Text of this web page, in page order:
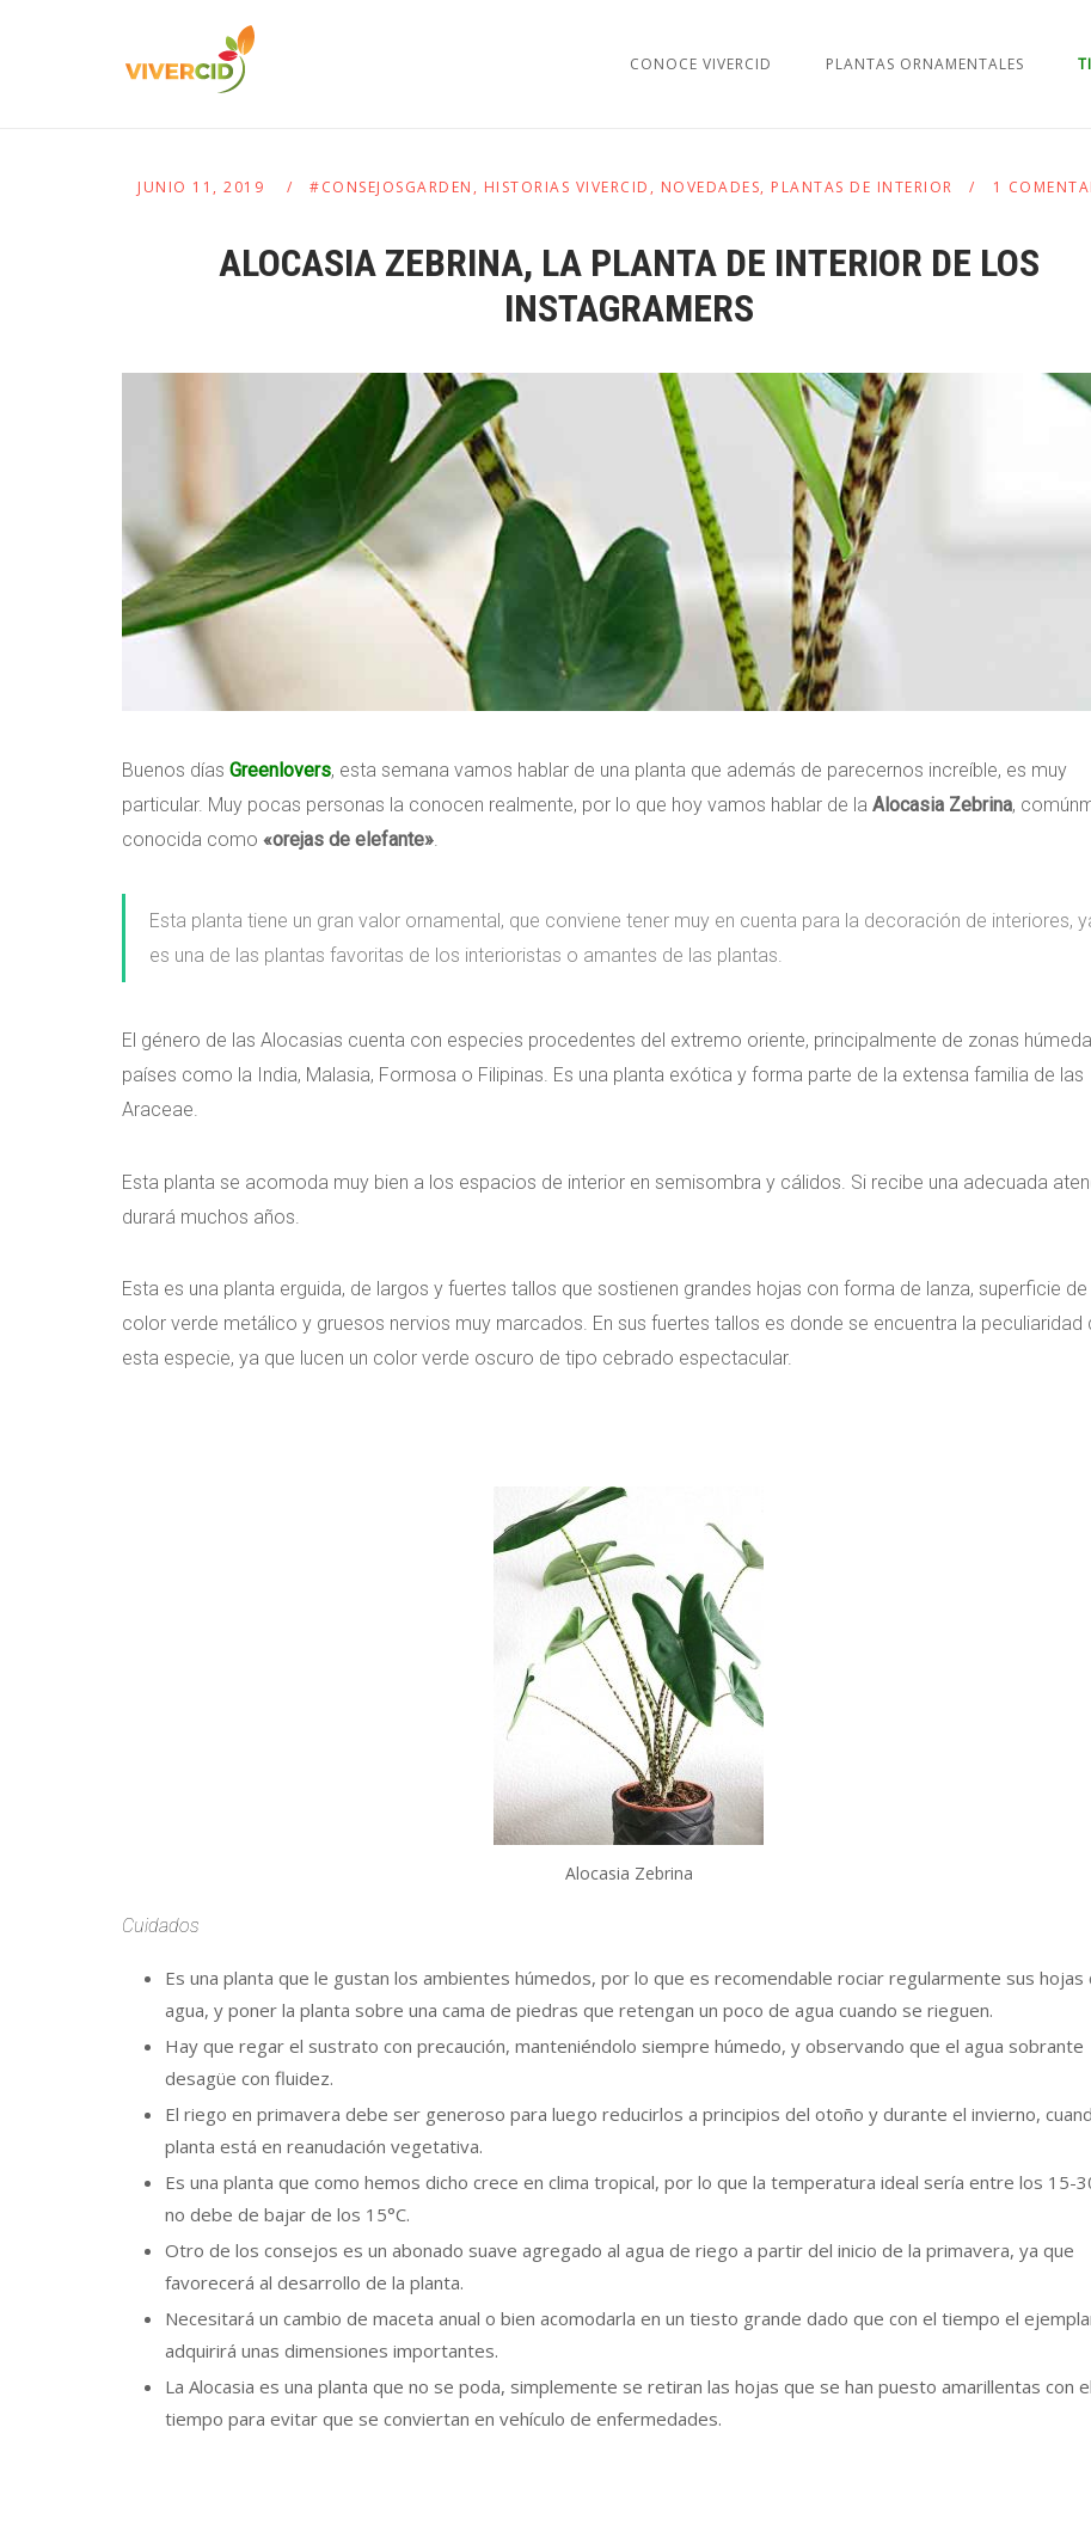
CONOCE VIVERCID PLANTAS ORNAMENTALES
JUNIO 11, 2019 #CONSEJOSGARDEN , HISTORIAS VIVERCID , NOVEDADES, PLANTAS DE INTERIOR 1
ALOCASIA ZEBRINA, LA PLANTA DE INTERIOR DE LOS
INSTAGRAMERS
Buenos días Greenlovers, esta semana vamos hablar de una planta que además de parecernos increíble, es muy
particular. Muy pocas personas la conocen realmente, por lo que hoy vamos hablar de la Alocasia Zebrina,
conocida como «orejas de elefante»
Esta planta tiene un gran valor ornamental, que conviene tener muy en cuenta para la decoración de interiores,
es una de las plantas favoritas de los interioristas o amantes de las plantas.
El género de las Alocasias cuenta con especies procedentes del extremo oriente, principalmente de zonas
países como la India, Malasia, Formosa o Filipinas. Es una planta exótica y forma parte de la extensa familia de las
Araceae.
Esta planta se acomoda muy bien a los espacios de interior en semisombra y cálidos. Si recibe una adecuada
durará muchos años.
Esta es una planta erguida, de largos y fuertes tallos que sostienen grandes hojas con forma de lanza, superficie de
color verde metálico y gruesos nervios muy marcados. En sus fuertes tallos es donde se encuentra la peculiaridad
esta especie, ya que lucen un color verde oscuro de tipo cebrado espectacular.
Alocasia Zebrina
Cuidados
Es una planta que le gustan los ambientes húmedos, por lo que es recomendable rociar regularmente sus hojas
agua, y poner la planta sobre una cama de piedras que retengan un poco de agua cuando se rieguen.
Hay que regar el sustrato con precaución, manteniéndolo siempre húmedo, y observando que el agua sobrante
desagüe con fluidez.
El riego en primavera debe ser generoso para luego reducirlos a principios del otoño y durante el invierno,
planta está en reanudación vegetativa.
Es una planta que como hemos dicho crece en clima tropical, por lo que la temperatura ideal sería entre los 15-
no debe de bajar de los 15°C.
Otro de los consejos es un abonado suave agregado al agua de riego a partir del inicio de la primavera, ya que
favorecerá al desarrollo de la planta.
Necesitará un cambio de maceta anual o bien acomodarla en un tiesto grande dado que con el tiempo el
adquirirá unas dimensiones importantes.
La Alocasia es una planta que no se poda, simplemente se retiran las hojas que se han puesto amarillentas con el
tiempo para evitar que se conviertan en vehículo de enfermedades.